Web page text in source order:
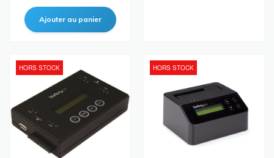
HORS STOCK HORS STOCK